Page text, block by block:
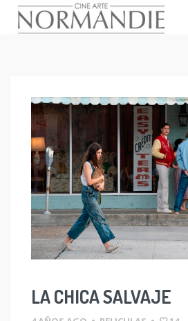
LA CHICA SALVAJE